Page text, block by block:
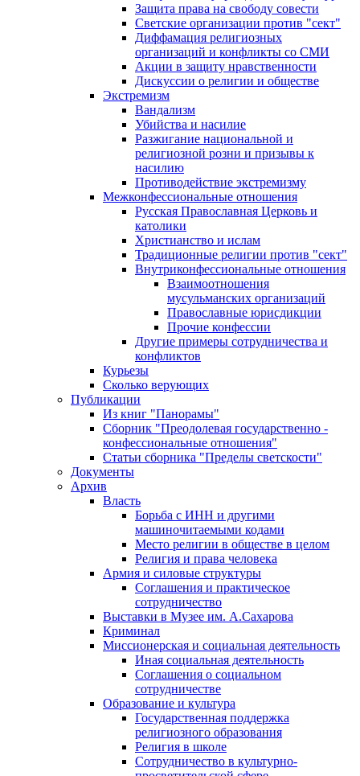
Защита права на свободу совести
Светские организации против "сект"
Диффамация религиозных
организаций и конфликты со СМИ
Акции в защиту нравственности
Дискуссии о религии и обществе
Экстремизм
Вандализм
Убийства и насилие
Разжигание национальной и
религиозной розни и призывы к
насилию
Противодействие экстремизму
Межконфессиональные отношения
Русская Православная Церковь и
католики
Христианство и ислам
Традиционные религии против "сект"
Внутриконфессиональные отношения
Взаимоотношения
мусульманских организаций
Православные юрисдикции
Прочие конфессии
Другие примеры сотрудничества и
конфликтов
Курьезы
Сколько верующих
Публикации
Из книг "Панорамы"
Сборник "Преодолевая государственно -
конфессиональные отношения"
Статьи сборника "Пределы светскости"
Документы
Архив
Власть
Борьба с ИНН и другими
машиночитаемыми кодами
Место религии в обществе в целом
Религия и права человека
Армия и силовые структуры
Соглашения и практическое
сотрудничество
Выставки в Музее им. А.Сахарова
Криминал
Миссионерская и социальная деятельность
Иная социальная деятельность
Соглашения о социальном
сотрудничестве
Образование и культура
Государственная поддержка
религиозного образования
Религия в школе
Сотрудничество в культурно-